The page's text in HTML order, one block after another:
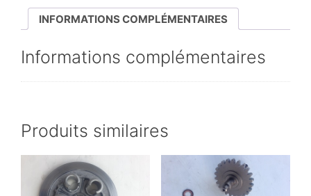
INFORMATIONS COMPLÉMENTAIRES
Informations complémentaires
Produits similaires